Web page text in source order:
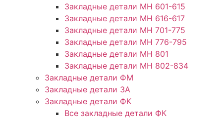
Закладные детали МН 601-615
Закладные детали МН 616-617
Закладные детали МН 701-775
Закладные детали МН 776-795
Закладные детали МН 801
Закладные детали МН 802-834
Закладные детали ФМ
Закладные детали ЗА
Закладные детали ФК
Все закладные детали ФК